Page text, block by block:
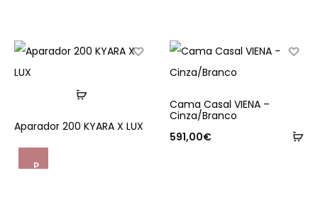
Ler
Aparador 200 KYARA X LUX
P
Cama Casal VIENA –
Cinza/Branco
591,00€